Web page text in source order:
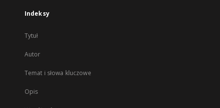
Indeksy
Tytuł
Autor
Temat i słowa kluczowe
Opis